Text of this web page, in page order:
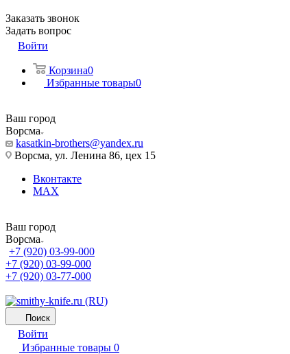
Заказать звонок
Задать вопрос
Войти
Корзина0
Избранные товары0
Ваш город
Ворсма
kasatkin-brothers@yandex.ru
Ворсма, ул. Ленина 86, цех 15
Вконтакте
MAX
Ваш город
Ворсма
+7 (920) 03-99-000
+7 (920) 03-99-000
+7 (920) 03-77-000
Поиск
Войти
Избранные товары 0